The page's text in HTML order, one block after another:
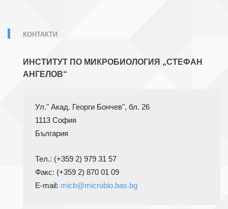
КОНТАКТИ
ИНСТИТУТ ПО МИКРОБИОЛОГИЯ „СТЕФАН
АНГЕЛОВ“
1113 София
Тел.: (+359 2) 979 31 57
Факс: (+359 2) 870 01 09
E-mail: micb@microbio.bas.bg